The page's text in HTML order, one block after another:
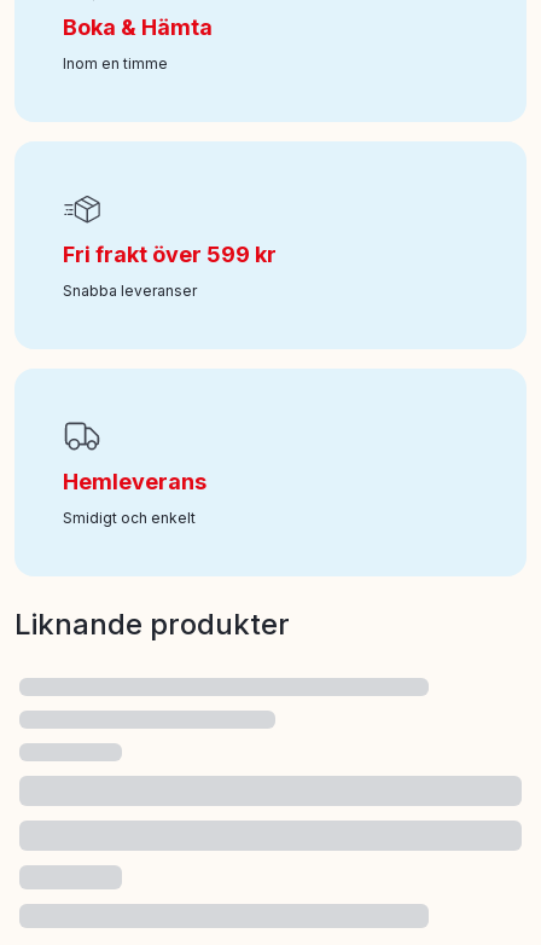
Boka & Hämta
Inom en timme
Fri frakt över 599 kr
Snabba leveranser
Hemleverans
Smidigt och enkelt
Liknande produkter